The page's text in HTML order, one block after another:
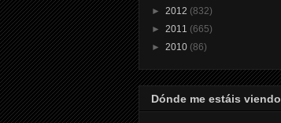
► 2012 (832)
► 2011 (665)
► 2010 (86)
Dónde me estáis viendo